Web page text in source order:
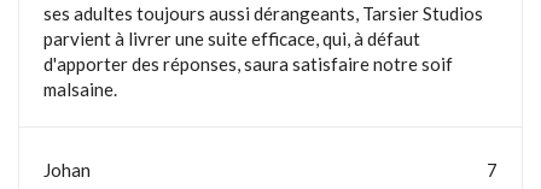
ses adultes toujours aussi dérangeants, Tarsier Studios
parvient à livrer une suite efficace, qui, à défaut
d'apporter des réponses, saura satisfaire notre soif
malsaine.
Johan 7